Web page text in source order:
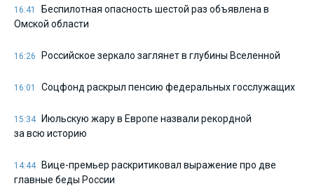
16:41
Беспилотная опасность шестой раз объявлена в
Омской области
16:26 Российское зеркало заглянет в глубины Вселенной
16:01 Соцфонд раскрыл пенсию федеральных госслужащих
15:34
Июльскую жару в Европе назвали рекордной
за всю историю
14:44
Вице-премьер раскритиковал выражение про две
главные беды России